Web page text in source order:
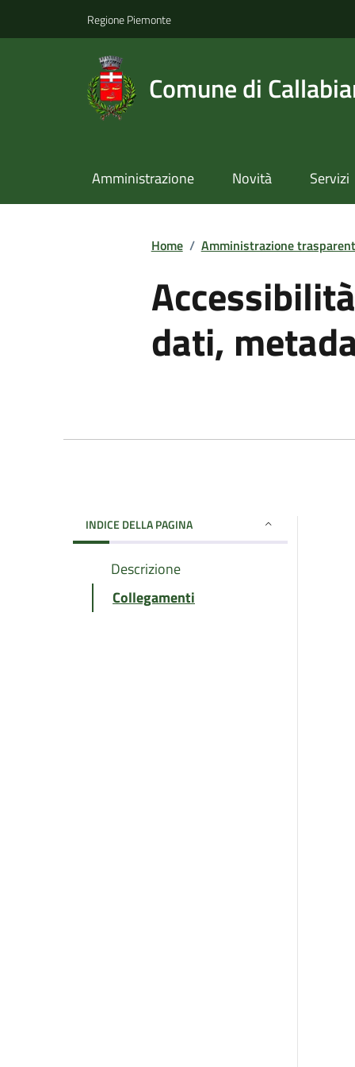
Regione Piemonte
Comune di
Amministrazione Novità Servizi
Home / Amministrazione
dati,
INDICE DELLA PAGINA
Descrizione
Collegamenti